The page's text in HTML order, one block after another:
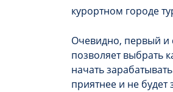
курортном городе
Очевидно, первый и
позволяет выбрать
начать
приятнее и не будет